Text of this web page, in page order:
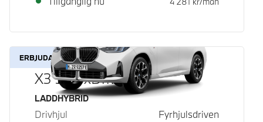
ERBJUDANDE
X3 30e xDrive
Bränsle
LADDHYBRID
Drivhjul
Fyrhjulsdriven